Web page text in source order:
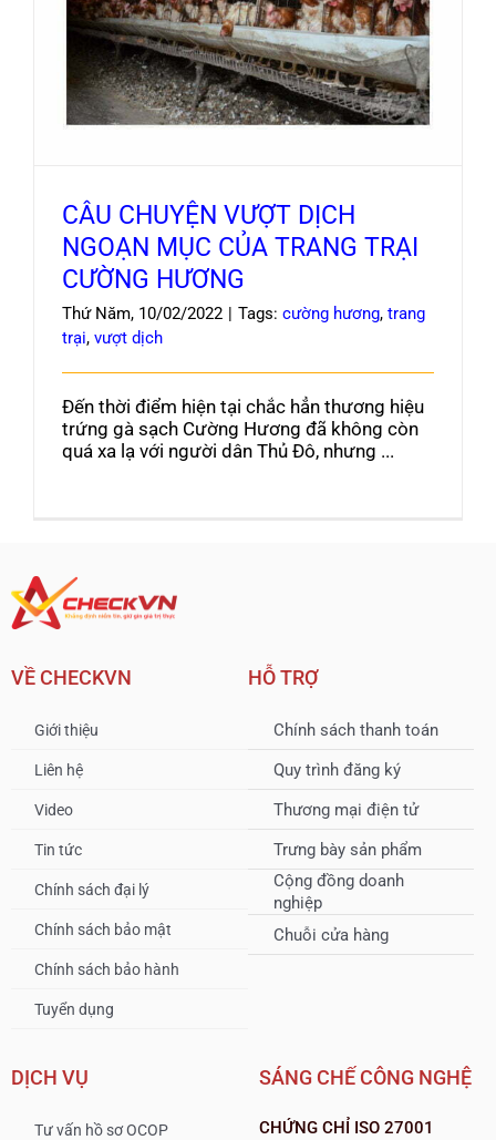
CÂU CHUYỆN VƯỢT DỊCH NGOẠN MỤC CỦA
TRANG TRẠI CƯỜNG HƯƠNG
CÂU CHUYỆN VƯỢT DỊCH
NGOẠN MỤC CỦA TRANG TRẠI
CƯỜNG HƯƠNG
Thứ Năm, 10/02/2022 | Tags: cường hương, trang
trại, vượt dịch
Đến thời điểm hiện tại chắc hẳn thương hiệu
trứng gà sạch Cường Hương đã không còn
quá xa lạ với người dân Thủ Đô, nhưng ...
VỀ CHECKVN
Giới thiệu
Liên hệ
Video
Tin tức
Chính sách đại lý
Chính sách bảo mật
Chính sách bảo hành
Tuyển dụng
HỖ TRỢ
Chính sách thanh toán
Quy trình đăng ký
Thương mại điện tử
Trưng bày sản phẩm
Cộng đồng doanh
nghiệp
Chuỗi cửa hàng
DỊCH VỤ
Tư vấn hồ sơ OCOP
SÁNG CHẾ CÔNG NGHỆ
CHỨNG CHỈ ISO 27001